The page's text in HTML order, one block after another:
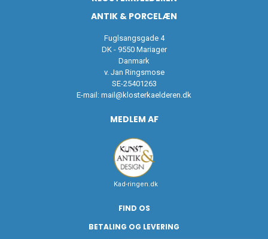
ANTIK & PORCELÆN
Fuglsangsgade 4
DK - 9550 Mariager
Danmark
v. Jan Ringsmose
SE-25401263
E-mail: mail@klosterkaelderen.dk
MEDLEM AF
Kad-ringen.dk
FIND OS
BETALING OG LEVERING